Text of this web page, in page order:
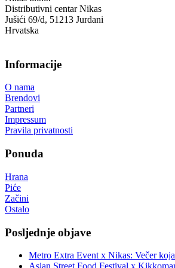
Distributivni centar Nikas
Jušići 69/d, 51213 Jurdani
Hrvatska
Informacije
O nama
Brendovi
Partneri
Impressum
Pravila privatnosti
Ponuda
Hrana
Piće
Začini
Ostalo
Posljednje objave
Metro Extra Event x Nikas: Večer